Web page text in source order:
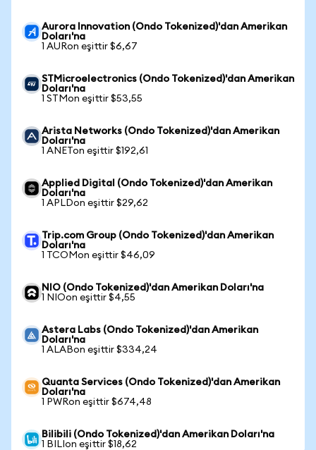
Aurora Innovation (Ondo Tokenized)'dan Amerikan
Doları'na
1 AURon eşittir $6,67
STMicroelectronics (Ondo Tokenized)'dan Amerikan
Doları'na
1 STMon eşittir $53,55
Arista Networks (Ondo Tokenized)'dan Amerikan
Doları'na
1 ANETon eşittir $192,61
Applied Digital (Ondo Tokenized)'dan Amerikan
Doları'na
1 APLDon eşittir $29,62
Trip.com Group (Ondo Tokenized)'dan Amerikan
Doları'na
1 TCOMon eşittir $46,09
NIO (Ondo Tokenized)'dan Amerikan Doları'na
1 NIOon eşittir $4,55
Astera Labs (Ondo Tokenized)'dan Amerikan
Doları'na
1 ALABon eşittir $334,24
Quanta Services (Ondo Tokenized)'dan Amerikan
Doları'na
1 PWRon eşittir $674,48
Bilibili (Ondo Tokenized)'dan Amerikan Doları'na
1 BILIon eşittir $18,62